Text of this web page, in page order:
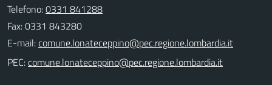
Telefono:0331 841288
Fax: 0331 843280
E-mail:
PEC: